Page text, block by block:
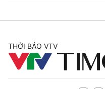
THỜI BÁO VTV